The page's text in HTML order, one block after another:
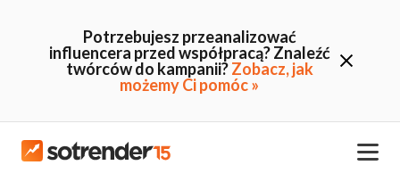
Potrzebujesz przeanalizować
influencera przed współpracą? Znaleźć
twórców do kampanii?Zobacz, jak
możemy Ci pomóc »